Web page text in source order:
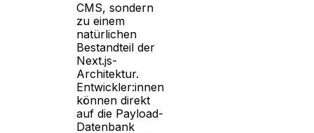
CMS, sondern
zu einem
natürlichen
Bestandteil der
Next.js-
Architektur.
Entwickler:innen
können direkt
auf die Payload-
Datenbank